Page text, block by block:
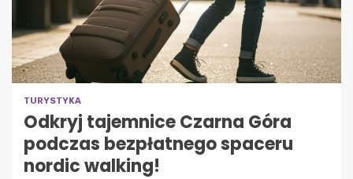
TURYSTYKA
Odkryj tajemnice Czarna Góra
podczas bezpłatnego spaceru
nordic walking!